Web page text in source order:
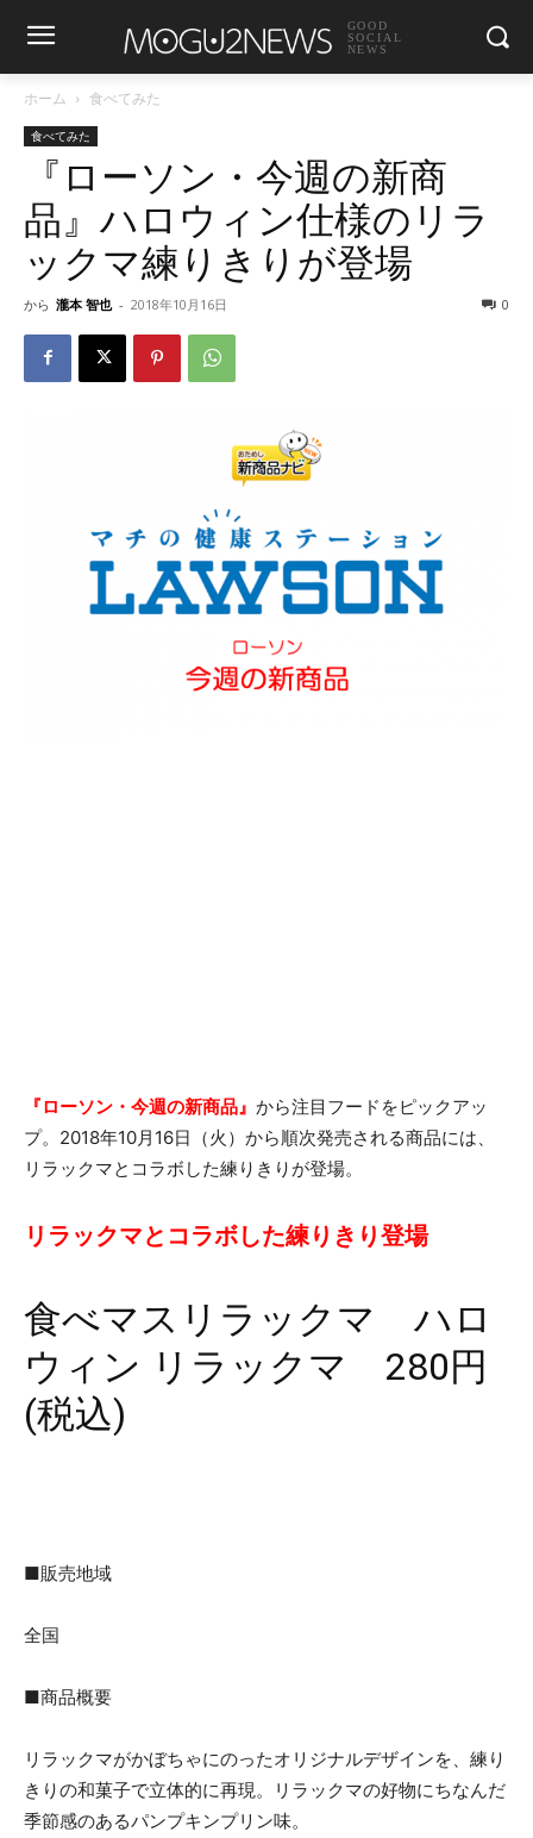
GOOD
SOCIAL
NEWS
ホーム 食べてみた
食べてみた
『ローソン・今週の新商
品』ハロウィン仕様のリラ
ックマ練りきりが登場
から 瀧本 智也 - 2018年10月16日 0
『ローソン・今週の新商品』 から注目フードをピックアッ
プ。2018年10月16日（火）から順次発売される商品には、
リラックマとコラボした練りきりが登場。
リラックマとコラボした練りきり登場
食べマスリラックマ ハロ
ウィン リラックマ 280円
(税込)
■販売地域
全国
■商品概要
リラックマがかぼちゃにのったオリジナルデザインを、練り
きりの和菓子で立体的に再現。リラックマの好物にちなんだ
季節感のあるパンプキンプリン味。